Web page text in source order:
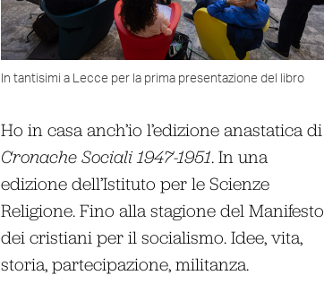
In tantisimi a Lecce per la prima presentazione del libro
Ho in casa anch’io l’edizione anastatica di
Cronache Sociali 1947-1951. In una
edizione dell’Istituto per le Scienze
Religione. Fino alla stagione del Manifesto
dei cristiani per il socialismo. Idee, vita,
storia, partecipazione, militanza.